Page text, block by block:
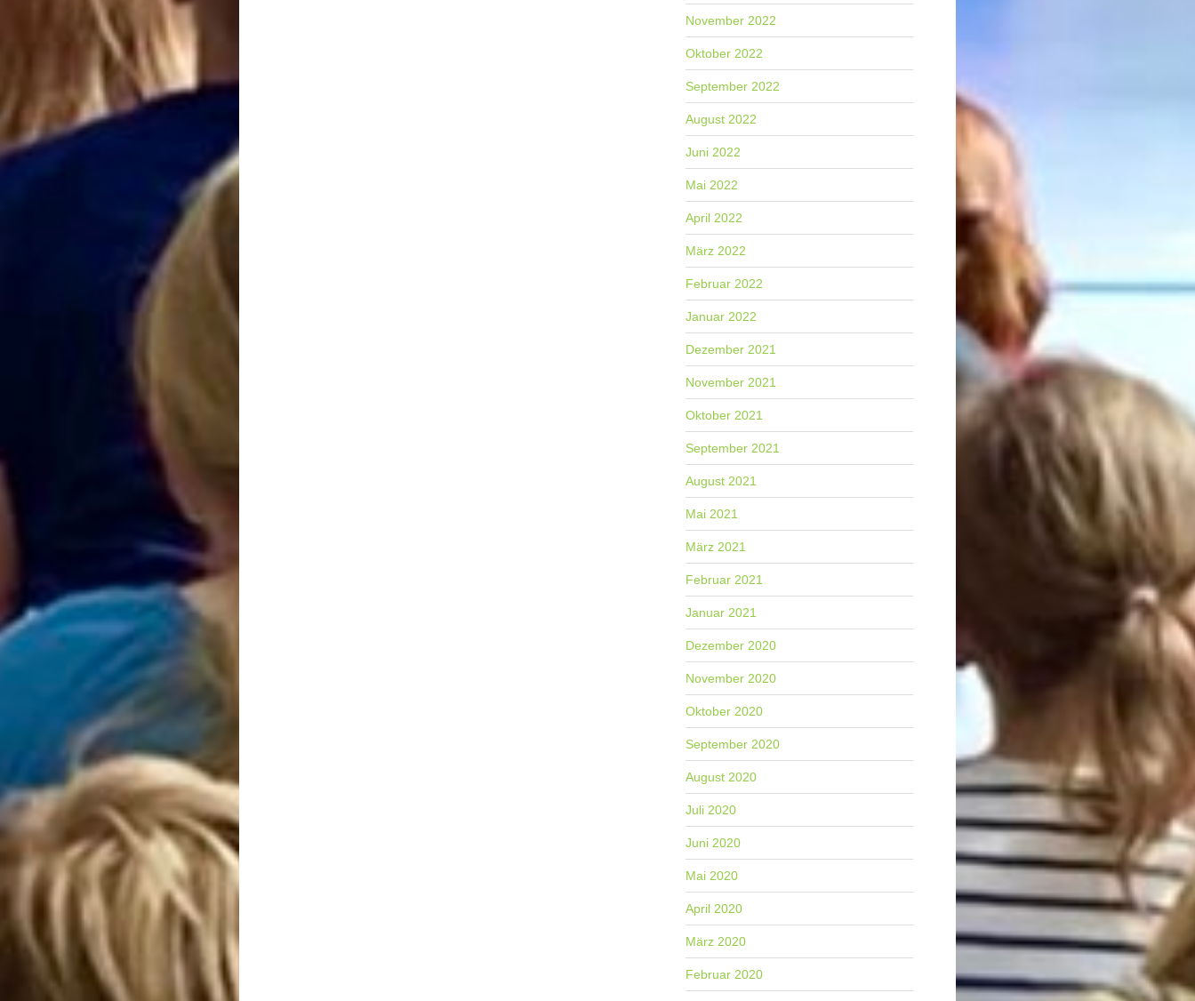
November 2022
Oktober 2022
September 2022
August 2022
Juni 2022
Mai 2022
April 2022
März 2022
Februar 2022
Januar 2022
Dezember 2021
November 2021
Oktober 2021
September 2021
August 2021
Mai 2021
März 2021
Februar 2021
Januar 2021
Dezember 2020
November 2020
Oktober 2020
September 2020
August 2020
Juli 2020
Juni 2020
Mai 2020
April 2020
März 2020
Februar 2020